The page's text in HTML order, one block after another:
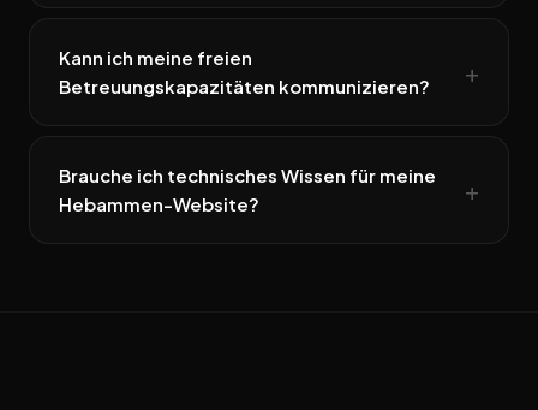
Kann ich meine freien
Betreuungskapazitäten kommunizieren?
Brauche ich technisches Wissen für meine
Hebammen-Website?